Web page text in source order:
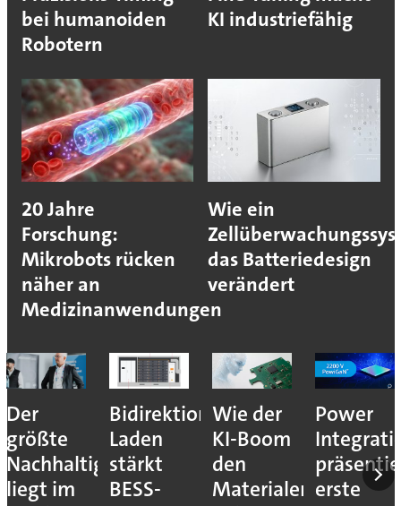
bei humanoiden
Robotern
KI industriefähig
20 Jahre
Forschung:
Mikrobots rücken
näher an
Medizinanwendungen
Wie ein
das Batteriedesign
verändert
Der
größte
Nachhaltigkeitshebel
liegt im
Bidirektionales
Laden
stärkt
BESS-
Wie der
KI-Boom
den
Materialengpass
Power
erste